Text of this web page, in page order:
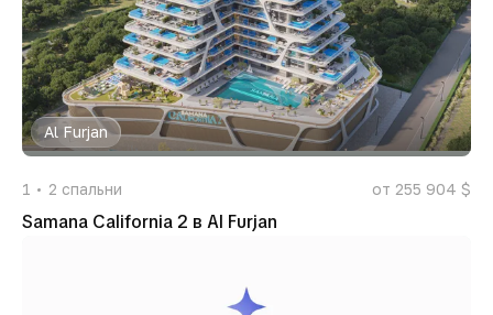
Al Furjan
1 2 спальни от 255 904 $
Samana California 2 в Al Furjan